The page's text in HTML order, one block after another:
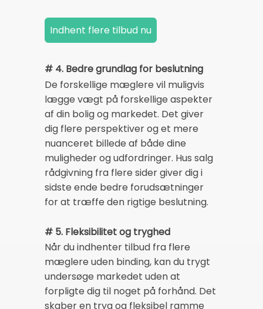
# 4. Bedre grundlag for beslutning
De forskellige mæglere vil muligvis
lægge vægt på forskellige aspekter
af din bolig og markedet. Det giver
dig flere perspektiver og et mere
nuanceret billede af både dine
muligheder og udfordringer. Hus salg
rådgivning fra flere sider giver dig i
sidste ende bedre forudsætninger
for at træffe den rigtige beslutning.
# 5. Fleksibilitet og tryghed
Når du indhenter tilbud fra flere
mæglere uden binding, kan du trygt
undersøge markedet uden at
forpligte dig til noget på forhånd. Det
skaber en tryg og fleksibel ramme